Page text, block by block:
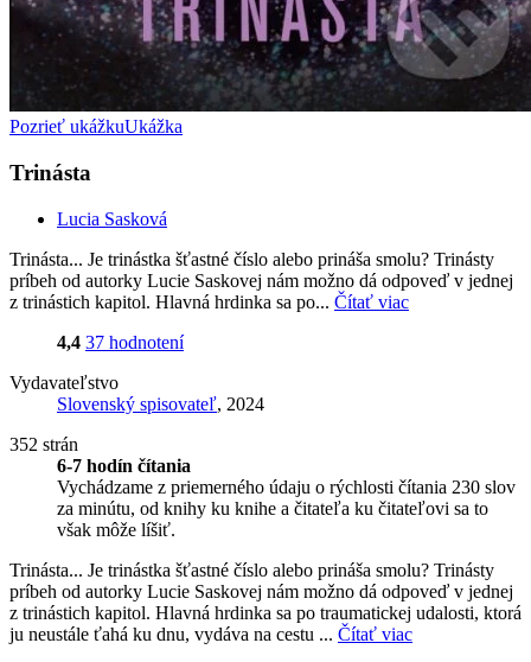
Pozrieť ukážkuUkážka
Trinásta
Lucia Sasková
Trinásta... Je trinástka šťastné číslo alebo prináša smolu? Trinásty
príbeh od autorky Lucie Saskovej nám možno dá odpoveď v jednej
z trinástich kapitol. Hlavná hrdinka sa po... Čítať viac
4,4 37 hodnotení
Vydavateľstvo
Slovenský spisovateľ, 2024
352 strán
6-7 hodín čítania
Vychádzame z priemerného údaju o rýchlosti čítania 230 slov
za minútu, od knihy ku knihe a čitateľa ku čitateľovi sa to
však môže líšiť.
Trinásta... Je trinástka šťastné číslo alebo prináša smolu? Trinásty
príbeh od autorky Lucie Saskovej nám možno dá odpoveď v jednej
z trinástich kapitol. Hlavná hrdinka sa po traumatickej udalosti, ktorá
ju neustále ťahá ku dnu, vydáva na cestu ... Čítať viac